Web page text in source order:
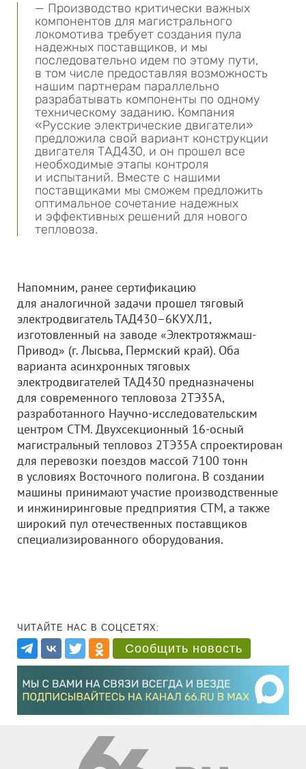
— Производство критически важных
компонентов для магистрального
локомотива требует создания пула
надежных поставщиков, и мы
последовательно идем по этому пути,
в том числе предоставляя возможность
нашим партнерам параллельно
разрабатывать компоненты по одному
техническому заданию. Компания
«Русские электрические двигатели»
предложила свой вариант конструкции
двигателя ТАД430, и он прошел все
необходимые этапы контроля
и испытаний. Вместе с нашими
поставщиками мы сможем предложить
оптимальное сочетание надежных
и эффективных решений для нового
тепловоза.
Напомним, ранее сертификацию
для аналогичной задачи прошел тяговый
электродвигатель ТАД430–6КУХЛ1,
изготовленный на заводе «Электротяжмаш-
Привод» (г. Лысьва, Пермский край). Оба
варианта асинхронных тяговых
электродвигателей ТАД430 предназначены
для современного тепловоза 2ТЭ35А,
разработанного Научно-исследовательским
центром СТМ. Двухсекционный 16-осный
магистральный тепловоз 2ТЭ35А спроектирован
для перевозки поездов массой 7100 тонн
в условиях Восточного полигона. В создании
машины принимают участие производственные
и инжиниринговые предприятия СТМ, а также
широкий пул отечественных поставщиков
специализированного оборудования.
ЧИТАЙТЕ НАС В СОЦСЕТЯХ:
Сообщить новость